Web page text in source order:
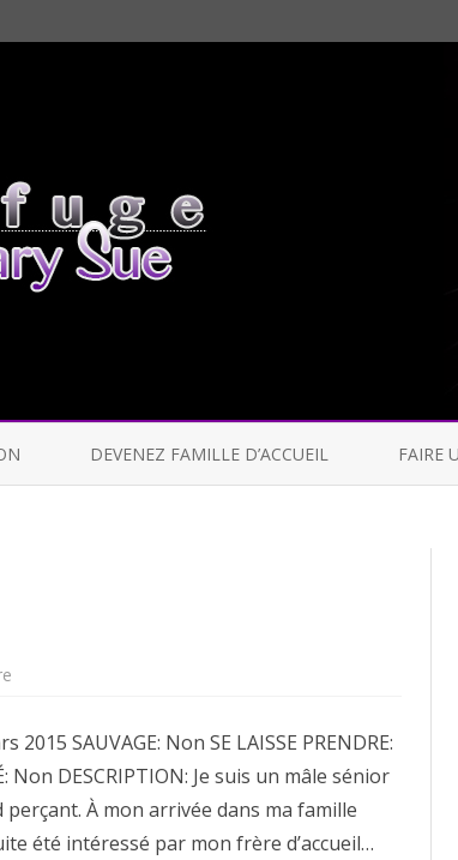
to
DEVENEZ FAMILLE D’ACCUEIL FAIRE
2015 SAUVAGE: Non SE LAISSE PRENDRE:
Non DESCRIPTION: Je suis un mâle sénior
À mon arrivée dans ma famille
été intéressé par mon frère d’accueil…